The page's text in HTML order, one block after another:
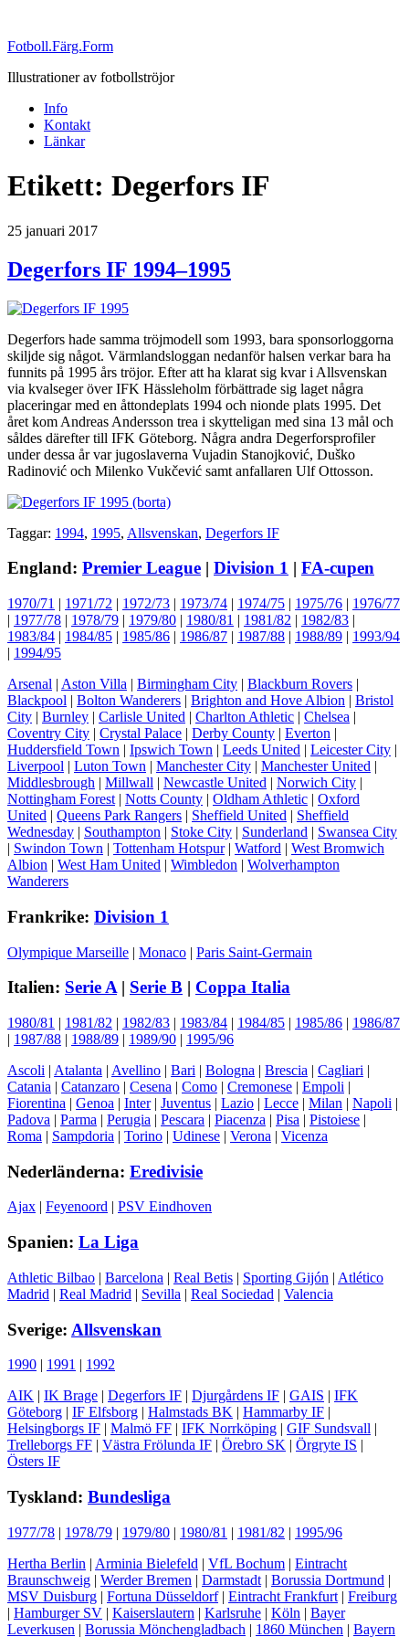
Fotboll.Färg.Form
Illustrationer av fotbollströjor
Info
Kontakt
Länkar
Etikett: Degerfors IF
Publicerat
25 januari 2017
Degerfors IF 1994–1995
Degerfors hade samma tröjmodell som 1993, bara sponsorloggorna
skiljde sig något. Värmlandsloggan nedanför halsen verkar bara ha
funnits på 1995 års tröjor. Efter att ha klarat sig kvar i Allsvenskan
via kvalseger över IFK Hässleholm förbättrade sig laget några
placeringar med en åttondeplats 1994 och nionde plats 1995. Det
året kom Andreas Andersson trea i skytteligan med sina 13 mål och
såldes därefter till IFK Göteborg. Några andra Degerforsprofiler
under dessa år var jugoslaverna Vujadin Stanojković, Duško
Radinović och Milenko Vukčević samt anfallaren Ulf Ottosson.
Taggar: 1994, 1995, Allsvenskan, Degerfors IF
England: Premier League | Division 1 | FA-cupen
1970/71 | 1971/72 | 1972/73 | 1973/74 | 1974/75 | 1975/76 | 1976/77
| 1977/78 | 1978/79 | 1979/80 | 1980/81 | 1981/82 | 1982/83 |
1983/84 | 1984/85 | 1985/86 | 1986/87 | 1987/88 | 1988/89 | 1993/94
| 1994/95
Arsenal | Aston Villa | Birmingham City | Blackburn Rovers |
Blackpool | Bolton Wanderers | Brighton and Hove Albion | Bristol
City | Burnley | Carlisle United | Charlton Athletic | Chelsea |
Coventry City | Crystal Palace | Derby County | Everton |
Huddersfield Town | Ipswich Town | Leeds United | Leicester City |
Liverpool | Luton Town | Manchester City | Manchester United |
Middlesbrough | Millwall | Newcastle United | Norwich City |
Nottingham Forest | Notts County | Oldham Athletic | Oxford
United | Queens Park Rangers | Sheffield United | Sheffield
Wednesday | Southampton | Stoke City | Sunderland | Swansea City
| Swindon Town | Tottenham Hotspur| Watford | West Bromwich
Albion | West Ham United | Wimbledon | Wolverhampton
Wanderers
Frankrike: Division 1
Olympique Marseille | Monaco | Paris Saint-Germain
Italien: Serie A| Serie B | Coppa Italia
1980/81 | 1981/82 | 1982/83 | 1983/84 | 1984/85 | 1985/86 | 1986/87
| 1987/88 | 1988/89 | 1989/90 | 1995/96
Ascoli | Atalanta | Avellino | Bari | Bologna | Brescia | Cagliari |
Catania | Catanzaro | Cesena | Como | Cremonese | Empoli |
Fiorentina | Genoa | Inter| Juventus | Lazio | Lecce | Milan | Napoli |
Padova | Parma | Perugia | Pescara | Piacenza | Pisa | Pistoiese |
Roma | Sampdoria | Torino | Udinese | Verona | Vicenza
Nederländerna: Eredivisie
Ajax | Feyenoord | PSV Eindhoven
Spanien: La Liga
Athletic Bilbao | Barcelona | Real Betis | Sporting Gijón | Atlético
Madrid | Real Madrid | Sevilla | Real Sociedad | Valencia
Sverige: Allsvenskan
1990 | 1991 | 1992
AIK | IK Brage | Degerfors IF | Djurgårdens IF | GAIS | IFK
Göteborg | IF Elfsborg | Halmstads BK | Hammarby IF |
Helsingborgs IF | Malmö FF | IFK Norrköping | GIF Sundsvall |
Trelleborgs FF | Västra Frölunda IF | Örebro SK | Örgryte IS |
Östers IF
Tyskland: Bundesliga
1977/78 | 1978/79 | 1979/80 | 1980/81 | 1981/82 | 1995/96
Hertha Berlin | Arminia Bielefeld | VfL Bochum | Eintracht
Braunschweig | Werder Bremen | Darmstadt | Borussia Dortmund |
MSV Duisburg | Fortuna Düsseldorf| Eintracht Frankfurt | Freiburg
| Hamburger SV | Kaiserslautern | Karlsruhe | Köln | Bayer
Leverkusen | Borussia Mönchengladbach | 1860 München | Bayern